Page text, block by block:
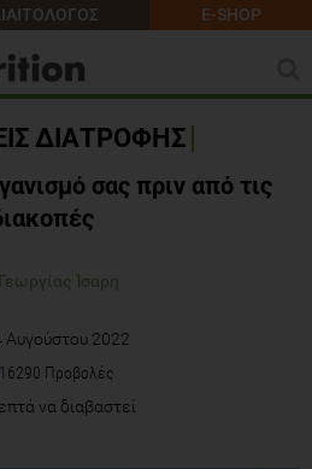
E-SHOP
ΔΙΑΤΡΟΦΗΣ
σας πριν από τις
Ίσαρη
Αυγούστου 2022
16290 Προβολές
να διαβαστεί